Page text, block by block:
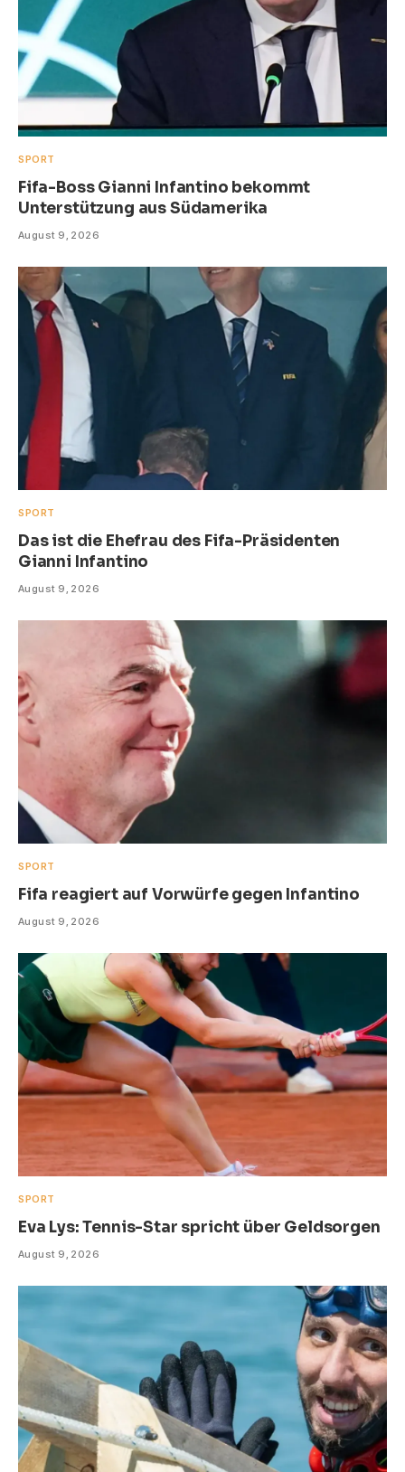
SPORT
Fifa-Boss Gianni Infantino bekommt
Unterstützung aus Südamerika
August 9, 2026
SPORT
Das ist die Ehefrau des Fifa-Präsidenten
Gianni Infantino
August 9, 2026
SPORT
Fifa reagiert auf Vorwürfe gegen Infantino
August 9, 2026
SPORT
Eva Lys: Tennis-Star spricht über Geldsorgen
August 9, 2026